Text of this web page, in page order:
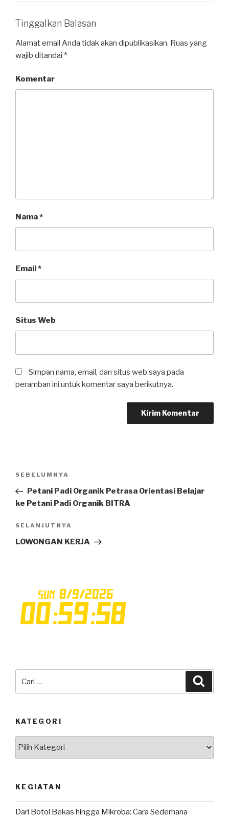
k
Tinggalkan Balasan
Alamat email Anda tidak akan dipublikasikan. Ruas yang
wajib ditandai *
Komentar
Nama*
Email *
Situs Web
Simpan nama, email, dan situs web saya pada
peramban ini untuk komentar saya berikutnya.
Navigasi
Pos
Sebelumnya
SEBELUMNYA
Petani Padi Organik Petrasa Orientasi Belajar
ke Petani Padi Organik BITRA
Pos
Selanjutnya
SELANJUTNYA
LOWONGAN KERJA
KATEGORI
Kategori
KEGIATAN
Dari Botol Bekas hingga Mikroba: Cara Sederhana